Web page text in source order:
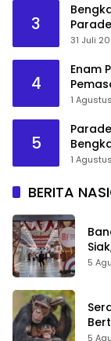
3
31 Juli
4
Enam
1
5
1
BERITA
5
5